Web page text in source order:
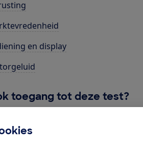
en display
toegang tot deze test?